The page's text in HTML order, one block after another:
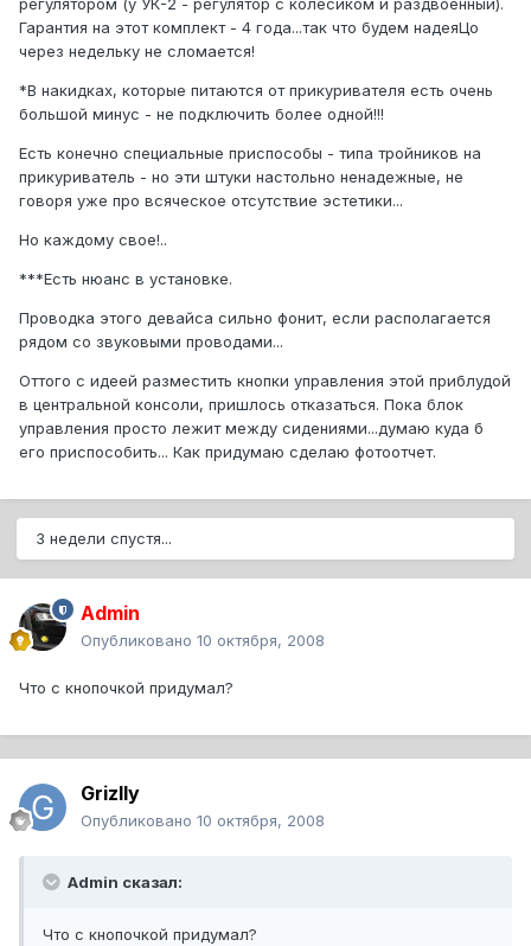
регулятором (у УК-2 - регулятор с колесиком и раздвоенный).
Гарантия на этот комплект - 4 года...так что будем надеяЦо
через недельку не сломается!
*В накидках, которые питаются от прикуривателя есть очень
большой минус - не подключить более одной!!!
Есть конечно специальные приспособы - типа тройников на
прикуриватель - но эти штуки настольно ненадежные, не
говоря уже про всяческое отсутствие эстетики...
Но каждому свое!..
***Есть нюанс в установке.
Проводка этого девайса сильно фонит, если располагается
рядом со звуковыми проводами...
Оттого с идеей разместить кнопки управления этой приблудой
в центральной консоли, пришлось отказаться. Пока блок
управления просто лежит между сидениями...думаю куда б
его приспособить... Как придумаю сделаю фотоотчет.
3 недели спустя...
Admin
Опубликовано 10 октября, 2008
Что с кнопочкой придумал?
Grizlly
Опубликовано 10 октября, 2008
Admin сказал:
Что с кнопочкой придумал?